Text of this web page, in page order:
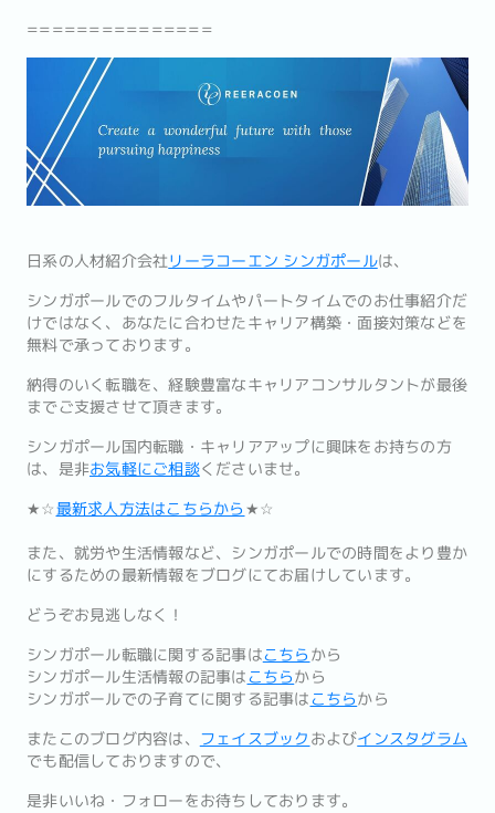
===============
日系の人材紹介会社リーラコーエン シンガポールは、
シンガポールでのフルタイムやパートタイムでのお仕事紹介だ
けではなく、あなたに合わせたキャリア構築・面接対策などを
無料で承っております。
納得のいく転職を、経験豊富なキャリアコンサルタントが最後
までご支援させて頂きます。
シンガポール国内転職・キャリアアップに興味をお持ちの方
は、是非お気軽にご相談くださいませ。
★☆最新求人方法はこちらから ★☆
また、就労や生活情報など、シンガポールでの時間をより豊か
にするための最新情報をブログにてお届けしています。
どうぞお見逃しなく！
シンガポール転職に関する記事はこちら から
シンガポール生活情報の記事はこちらから
シンガポールでの子育てに関する記事はこちらから
またこのブログ内容は、 フェイスブック およびインスタグラム
でも配信しておりますので、
是非いいね・フォローをお待ちしております。